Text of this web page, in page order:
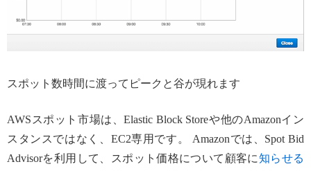
スポット数時間に渡ってピークと谷が現れます
AWSスポット市場は、Elastic Block Storeや他のAmazonイン
スタンスではなく、EC2専用です。 Amazonでは、Spot Bid
Advisorを利用して、スポット価格について顧客に知らせる